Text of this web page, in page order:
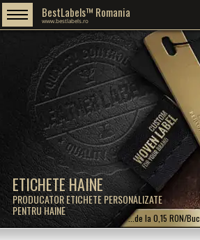
ETICHETE HAINE
PRODUCATOR ETICHETE PERSONALIZATE
PENTRU HAINE
BestLabels™ Romania
www.bestlabels.ro
...de la 0,15 RON/Buc.